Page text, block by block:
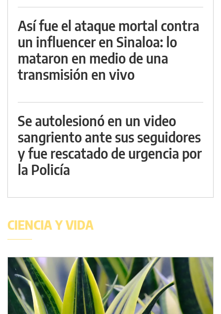
Así fue el ataque mortal contra
un influencer en Sinaloa: lo
mataron en medio de una
transmisión en vivo
Se autolesionó en un video
sangriento ante sus seguidores
y fue rescatado de urgencia por
la Policía
CIENCIA Y VIDA